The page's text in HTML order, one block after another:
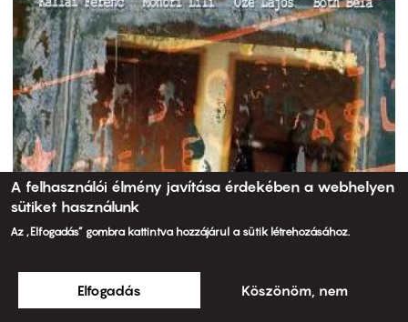
A felhasználói élmény javítása érdekében a webhelyen
sütiket használunk
Az „Elfogadás” gombra kattintva hozzájárul a sütik létrehozásához.
Elfogadás Köszönöm, nem